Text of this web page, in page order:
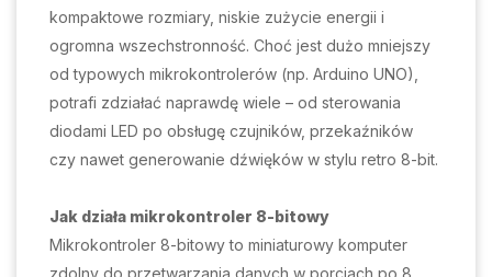
kompaktowe rozmiary, niskie zużycie energii i
ogromna wszechstronność. Choć jest dużo mniejszy
od typowych mikrokontrolerów (np. Arduino UNO),
potrafi zdziałać naprawdę wiele – od sterowania
diodami LED po obsługę czujników, przekaźników
czy nawet generowanie dźwięków w stylu retro 8-bit.
Jak działa mikrokontroler 8-bitowy
Mikrokontroler 8-bitowy to miniaturowy komputer